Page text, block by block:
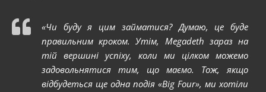
«Чи буду я цим займатися? Думаю, це буде
правильним кроком. Утім, Megadeth зараз на
тій вершині успіху, коли ми цілком можемо
задовольнятися тим, що маємо. Тож, якщо
відбудеться ще одна подія «Big Four», ми хотіли